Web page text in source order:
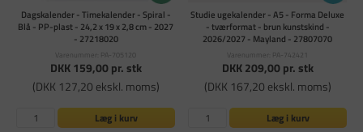
Dagskalender - Timekalender - Spiral -
Blå - PP-plast - 24,2 x 19 x 2,8 cm - 2027
- 27218020
Varenummer: PA-705120
DKK 159,00pr. stk
(DKK 127,20 ekskl. moms)
Læg i kurv
Studie ugekalender - A5 - Forma Deluxe
- tværformat - brun kunstskind -
2026/2027 - Mayland - 27807070
Varenummer: PA-742421
DKK 209,00pr. stk
(DKK 167,20 ekskl. moms)
Læg i kurv